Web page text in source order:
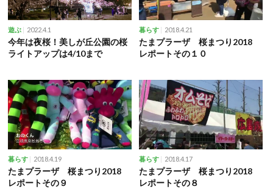
遊ぶ 2022.4.1
今年は夜桜！美しが丘公園の桜
ライトアップは4/10まで
暮らす 2018.4.21
たまプラーザ 桜まつり2018
レポートその１０
暮らす 2018.4.19
たまプラーザ 桜まつり2018
レポートその９
暮らす 2018.4.17
たまプラーザ 桜まつり2018
レポートその８